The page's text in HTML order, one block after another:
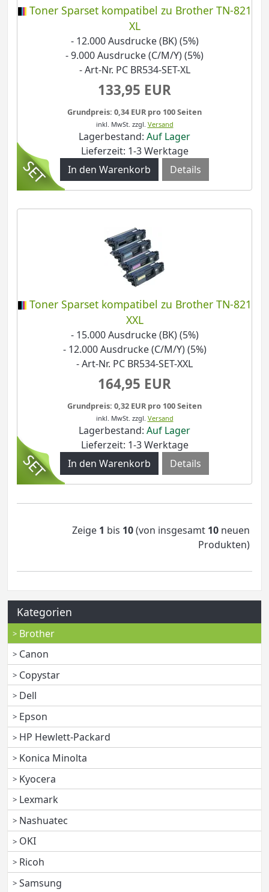
Toner Sparset kompatibel zu Brother TN-821
XL
- 12.000 Ausdrucke (BK) (5%)
- 9.000 Ausdrucke (C/M/Y) (5%)
- Art-Nr. PC BR534-SET-XL
133,95 EUR
Grundpreis: 0,34 EUR pro 100 Seiten
inkl. MwSt. zzgl. Versand
Lagerbestand: Auf Lager
Lieferzeit: 1-3 Werktage
Details
Toner Sparset kompatibel zu Brother TN-821
XXL
- 15.000 Ausdrucke (BK) (5%)
- 12.000 Ausdrucke (C/M/Y) (5%)
- Art-Nr. PC BR534-SET-XXL
164,95 EUR
Grundpreis: 0,32 EUR pro 100 Seiten
inkl. MwSt. zzgl. Versand
Lagerbestand: Auf Lager
Lieferzeit: 1-3 Werktage
Details
Zeige 1 bis 10(von insgesamt 10 neuen
Produkten)
Kategorien
Brother
Canon
Copystar
Dell
Epson
HP Hewlett-Packard
Konica Minolta
Kyocera
Lexmark
Nashuatec
OKI
Ricoh
Samsung